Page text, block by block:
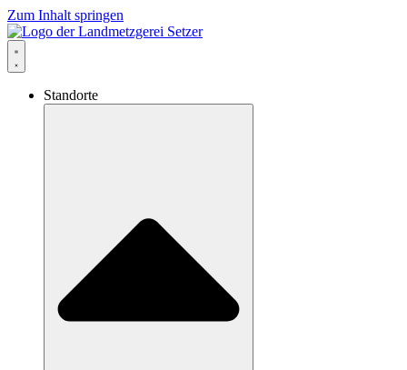
Zum Inhalt springen
Standorte